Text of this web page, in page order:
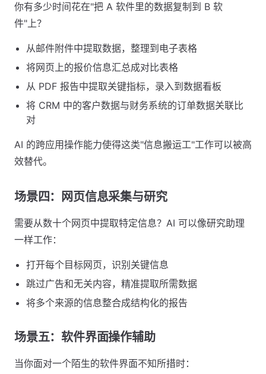
你有多少时间花在"把 A 软件里的数据复制到 B 软
件"上？
从邮件附件中提取数据，整理到电子表格
将网页上的报价信息汇总成对比表格
从 PDF 报告中提取关键指标，录入到数据看板
将 CRM 中的客户数据与财务系统的订单数据关联比
对
AI 的跨应用操作能力使得这类"信息搬运工"工作可以被高
效替代。
场景四：网页信息采集与研究
需要从数十个网页中提取特定信息？AI 可以像研究助理
一样工作：
打开每个目标网页，识别关键信息
跳过广告和无关内容，精准提取所需数据
将多个来源的信息整合成结构化的报告
场景五：软件界面操作辅助
当你面对一个陌生的软件界面不知所措时：